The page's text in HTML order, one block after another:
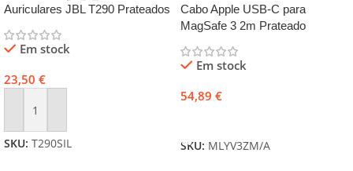
Auriculares JBL T290 Prateados
Em stock
23,50 €
Adicionar
SKU: T290SIL
Cabo Apple USB‑C para
MagSafe 3 2m Prateado
Em stock
54,89 €
SKU: MLYV3ZM/A